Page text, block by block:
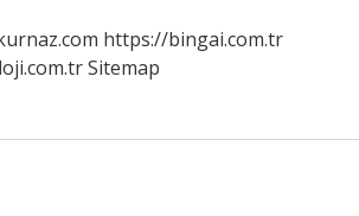
https://bingai.com.tr
Sitemap